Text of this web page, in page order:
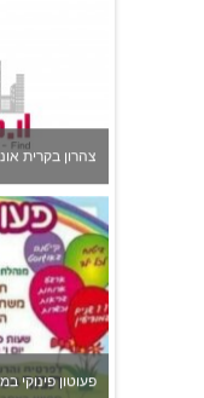
צהרון בקרית
פעוטון פינוקי